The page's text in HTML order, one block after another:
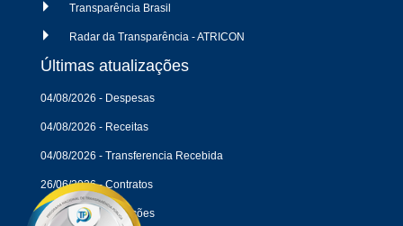
Transparência Brasil
Radar da Transparência - ATRICON
Últimas atualizações
04/08/2026 - Despesas
04/08/2026 - Receitas
04/08/2026 - Transferencia Recebida
26/06/2026 - Contratos
26/06/2026 - Licitações